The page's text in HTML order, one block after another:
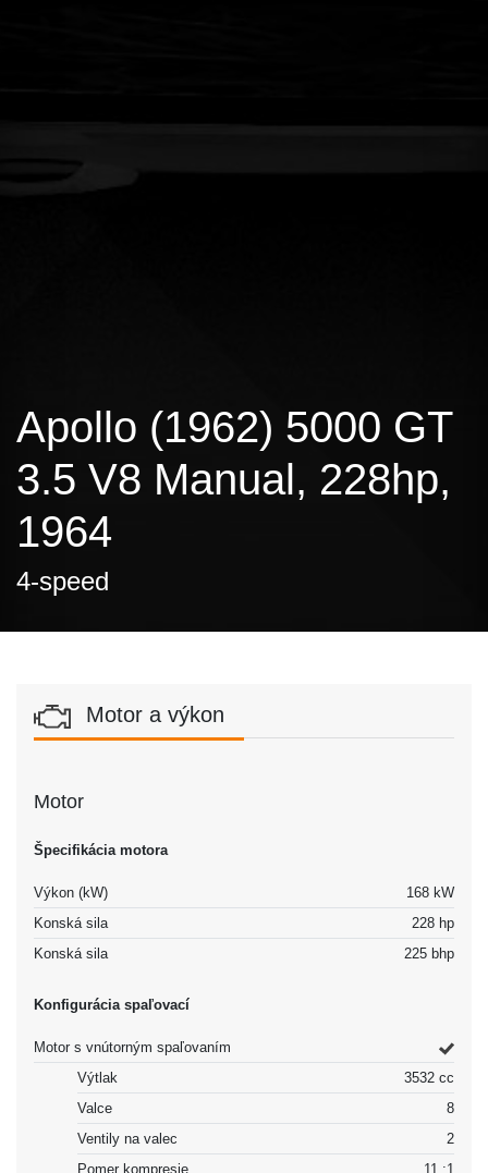
Apollo (1962) 5000 GT
3.5 V8 Manual, 228hp,
1964
4-speed
Motor a výkon
Motor
Špecifikácia motora
Výkon (kW)
168 kW
Konská sila
228 hp
Konská sila
225 bhp
Konfigurácia spaľovací
Motor s vnútorným spaľovaním
Výtlak
3532 cc
Valce
8
Ventily na valec
2
Pomer kompresie
11 :1